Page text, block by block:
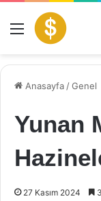
Menü
Anasayfa /Genel
Yunan
27 Kasım 2024